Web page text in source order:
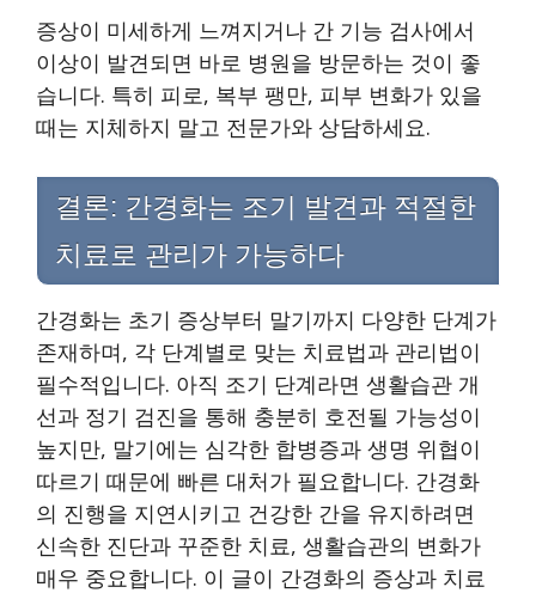
증상이 미세하게 느껴지거나 간 기능 검사에서
이상이 발견되면 바로 병원을 방문하는 것이 좋
습니다. 특히 피로, 복부 팽만, 피부 변화가 있을
때는 지체하지 말고 전문가와 상담하세요.
결론: 간경화는 조기 발견과 적절한
치료로 관리가 가능하다
간경화는 초기 증상부터 말기까지 다양한 단계가
존재하며, 각 단계별로 맞는 치료법과 관리법이
필수적입니다. 아직 조기 단계라면 생활습관 개
선과 정기 검진을 통해 충분히 호전될 가능성이
높지만, 말기에는 심각한 합병증과 생명 위협이
따르기 때문에 빠른 대처가 필요합니다. 간경화
의 진행을 지연시키고 건강한 간을 유지하려면
신속한 진단과 꾸준한 치료, 생활습관의 변화가
매우 중요합니다. 이 글이 간경화의 증상과 치료